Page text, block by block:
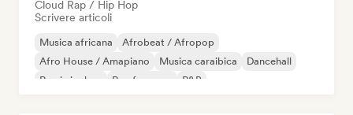
Cloud Rap / Hip Hop
Scrivere articoli
Musica africana
Afrobeat / Afropop
Afro House / Amapiano
Musica caraibica
Dancehall
Rap in inglese
Rap francese R&B